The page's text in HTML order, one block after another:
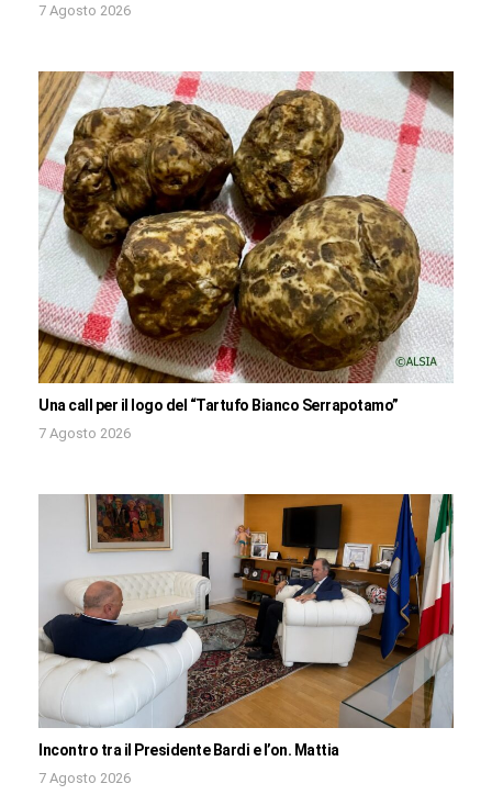
7 Agosto 2026
Una call per il logo del “Tartufo Bianco Serrapotamo”
7 Agosto 2026
Incontro tra il Presidente Bardi e l’on. Mattia
7 Agosto 2026